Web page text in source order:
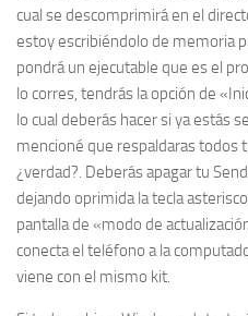
cual se descomprimirá en el
estoy escribiéndolo de memoria
pondrá un ejecutable que es el
lo corres, tendrás la opción de
lo cual deberás hacer si ya estás
mencioné que respaldaras todos
¿verdad?. Deberás apagar tu
dejando oprimida la tecla
pantalla de «modo de
conecta el teléfono a la
viene con el mismo kit.